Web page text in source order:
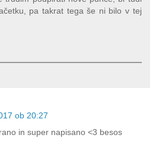
pa takrat tega še ni bilo v tej
ob 20:27
in super napisano <3 besos